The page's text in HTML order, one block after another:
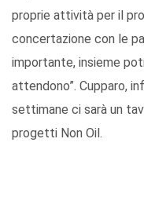
proprie attività per il
concertazione con le
importante, insieme
attendono”. Cupparo,
settimane ci sarà un
progetti Non Oil.